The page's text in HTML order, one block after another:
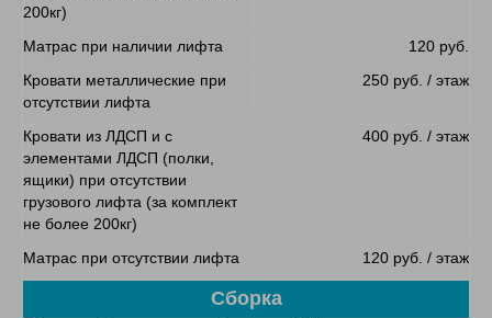
200кг)
Матрас при наличии лифта
120 руб.
Кровати металлические при
отсутствии лифта
250 руб. / этаж
Кровати из ЛДСП и с
элементами ЛДСП (полки,
ящики) при отсутствии
грузового лифта (за комплект
не более 200кг)
400 руб. / этаж
Матрас при отсутствии лифта 120 руб. / этаж
Сборка